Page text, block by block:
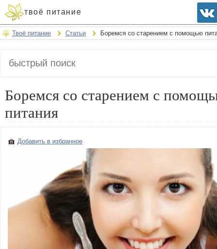
твоё питание
Твоё питание Статьи Боремся со старением с помощью
Боремся со старением с
питания
Добавить в избранное